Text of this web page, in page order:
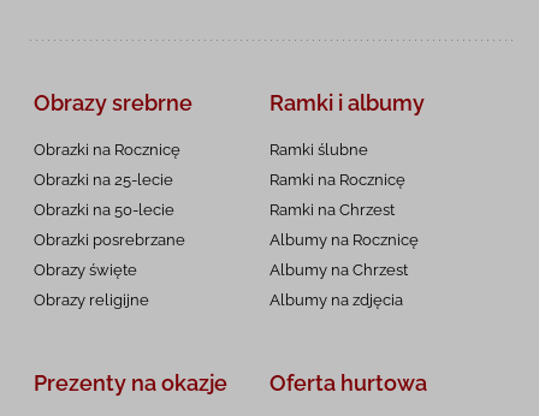
Obrazy srebrne
Obrazki na Rocznicę
Obrazki na 25-lecie
Obrazki na 50-lecie
Obrazki posrebrzane
Obrazy święte
Obrazy religijne
Ramki i albumy
Ramki ślubne
Ramki na Rocznicę
Ramki na Chrzest
Albumy na Rocznicę
Albumy na Chrzest
Albumy na zdjęcia
Prezenty na okazje Oferta hurtowa